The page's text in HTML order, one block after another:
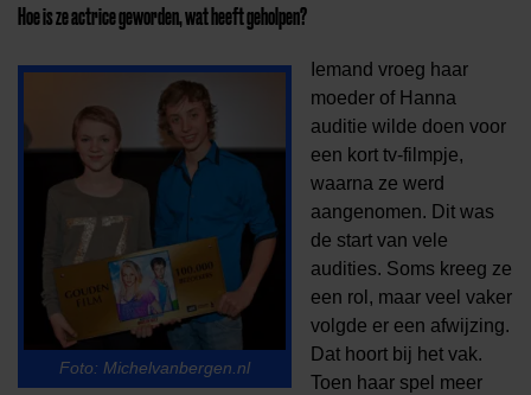
Hoe is ze actrice geworden, wat heeft geholpen?
Foto: Michelvanbergen.nl
Iemand vroeg haar
moeder of Hanna
auditie wilde doen voor
een kort tv-filmpje,
waarna ze werd
aangenomen. Dit was
de start van vele
audities. Soms kreeg ze
een rol, maar veel vaker
volgde er een afwijzing.
Dat hoort bij het vak.
Toen haar spel meer